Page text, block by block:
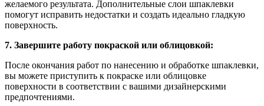
желаемого результата. Дополнительные слои шпаклевки
помогут исправить недостатки и создать идеально гладкую
поверхность.
7. Завершите работу покраской или облицовкой:
После окончания работ по нанесению и обработке шпаклевки,
вы можете приступить к покраске или облицовке
поверхности в соответствии с вашими дизайнерскими
предпочтениями.